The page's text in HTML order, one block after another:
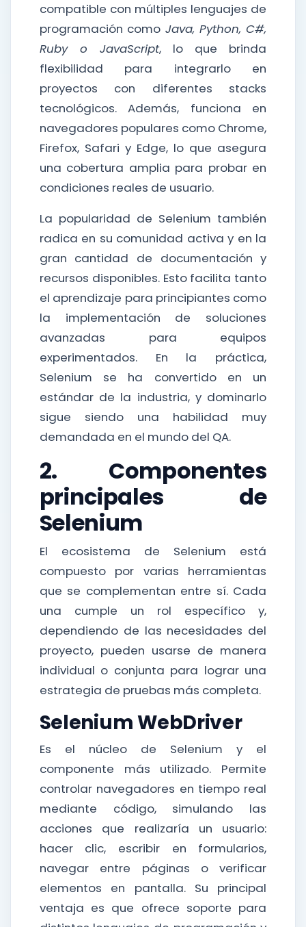
compatible con múltiples lenguajes de
programación como Java, Python, C#,
Ruby o JavaScript, lo que brinda
flexibilidad para integrarlo en
proyectos con diferentes stacks
tecnológicos. Además, funciona en
navegadores populares como Chrome,
Firefox, Safari y Edge, lo que asegura
una cobertura amplia para probar en
condiciones reales de usuario.
La popularidad de Selenium también
radica en su comunidad activa y en la
gran cantidad de documentación y
recursos disponibles. Esto facilita tanto
el aprendizaje para principiantes como
la implementación de soluciones
avanzadas para equipos
experimentados. En la práctica,
Selenium se ha convertido en un
estándar de la industria, y dominarlo
sigue siendo una habilidad muy
demandada en el mundo del QA.
2. Componentes
principales de
Selenium
El ecosistema de Selenium está
compuesto por varias herramientas
que se complementan entre sí. Cada
una cumple un rol específico y,
dependiendo de las necesidades del
proyecto, pueden usarse de manera
individual o conjunta para lograr una
estrategia de pruebas más completa.
Selenium WebDriver
Es el núcleo de Selenium y el
componente más utilizado. Permite
controlar navegadores en tiempo real
mediante código, simulando las
acciones que realizaría un usuario:
hacer clic, escribir en formularios,
navegar entre páginas o verificar
elementos en pantalla. Su principal
ventaja es que ofrece soporte para